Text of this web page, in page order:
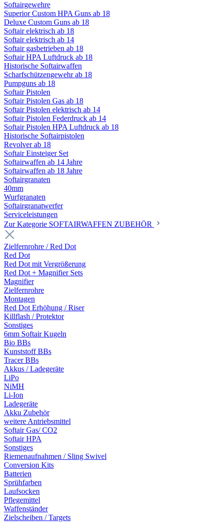
Softairgewehre
Superior Custom HPA Guns ab 18
Deluxe Custom Guns ab 18
Softair elektrisch ab 18
Softair elektrisch ab 14
Softair gasbetrieben ab 18
Softair HPA Luftdruck ab 18
Historische Softairwaffen
Scharfschützengewehr ab 18
Pumpguns ab 18
Softair Pistolen
Softair Pistolen Gas ab 18
Softair Pistolen elektrisch ab 14
Softair Pistolen Federdruck ab 14
Softair Pistolen HPA Luftdruck ab 18
Historische Softairpistolen
Revolver ab 18
Softair Einsteiger Set
Softairwaffen ab 14 Jahre
Softairwaffen ab 18 Jahre
Softairgranaten
40mm
Wurfgranaten
Softairgranatwerfer
Serviceleistungen
Zur Kategorie SOFTAIRWAFFEN ZUBEHÖR
Zielfernrohre / Red Dot
Red Dot
Red Dot mit Vergrößerung
Red Dot + Magnifier Sets
Magnifier
Zielfernrohre
Montagen
Red Dot Erhöhung / Riser
Killflash / Protektor
Sonstiges
6mm Softair Kugeln
Bio BBs
Kunststoff BBs
Tracer BBs
Akkus / Ladegeräte
LiPo
NiMH
Li-Ion
Ladegeräte
Akku Zubehör
weitere Antriebsmittel
Softair Gas/ CO2
Softair HPA
Sonstiges
Riemenaufnahmen / Sling Swivel
Conversion Kits
Batterien
Sprühfarben
Laufsocken
Pflegemittel
Waffenständer
Zielscheiben / Targets